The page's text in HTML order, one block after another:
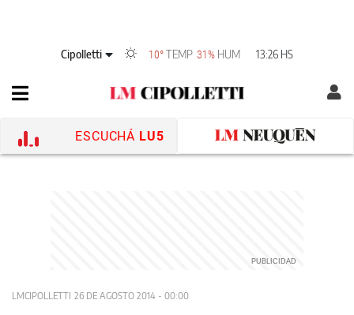
Cipolletti 10°TEMP 31% HUM 13:26 HS
ESCUCHÁ LU5
LMCIPOLLETTI 26 DE AGOSTO 2014 - 00:00